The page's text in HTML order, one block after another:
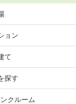
ョン
て
探す
クルーム